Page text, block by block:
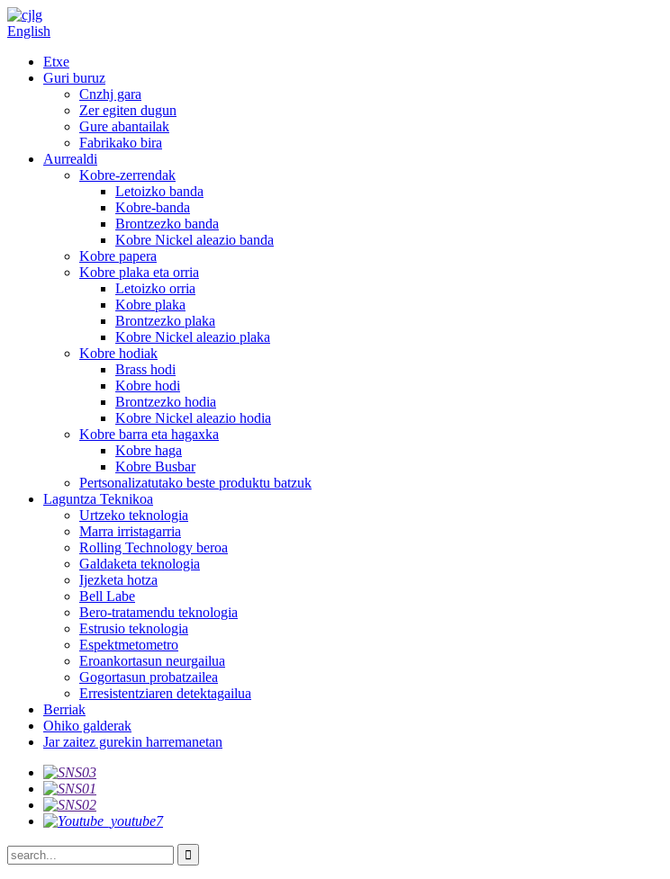
English
Etxe
Guri buruz
Cnzhj gara
Zer egiten dugun
Gure abantailak
Fabrikako bira
Aurrealdi
Kobre-zerrendak
Letoizko banda
Kobre-banda
Brontzezko banda
Kobre Nickel aleazio banda
Kobre papera
Kobre plaka eta orria
Letoizko orria
Kobre plaka
Brontzezko plaka
Kobre Nickel aleazio plaka
Kobre hodiak
Brass hodi
Kobre hodi
Brontzezko hodia
Kobre Nickel aleazio hodia
Kobre barra eta hagaxka
Kobre haga
Kobre Busbar
Pertsonalizatutako beste produktu batzuk
Laguntza Teknikoa
Urtzeko teknologia
Marra irristagarria
Rolling Technology beroa
Galdaketa teknologia
Ijezketa hotza
Bell Labe
Bero-tratamendu teknologia
Estrusio teknologia
Espektmetometro
Eroankortasun neurgailua
Gogortasun probatzailea
Erresistentziaren detektagailua
Berriak
Ohiko galderak
Jar zaitez gurekin harremanetan